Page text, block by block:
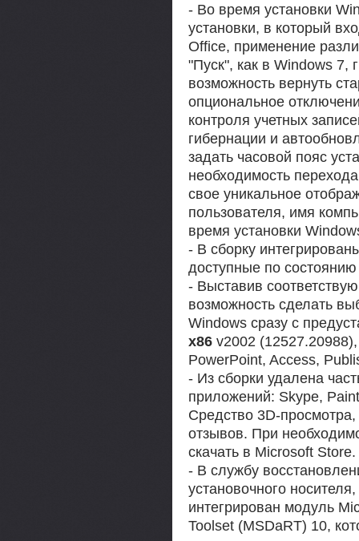
- Во время установки
установки, в который
Office, применение
"Пуск", как в Windows 7,
возможность вернуть
опциональное
контроля учетных
гибернации и
задать часовой пояс
необходимость
свое уникальное
пользователя, имя
время установки
- В сборку
доступные по
- Выставив
возможность сделать
Windows сразу с
x86 v2002
PowerPoint, Access,
- Из сборки удалена
приложений: Skype,
Средство 3D-
отзывов. При
скачать в Microsoft Store.
- В службу
установочного
интегрирован модуль
Toolset (MSDaRT) 10,